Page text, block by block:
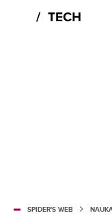
SPIDER'S WEB